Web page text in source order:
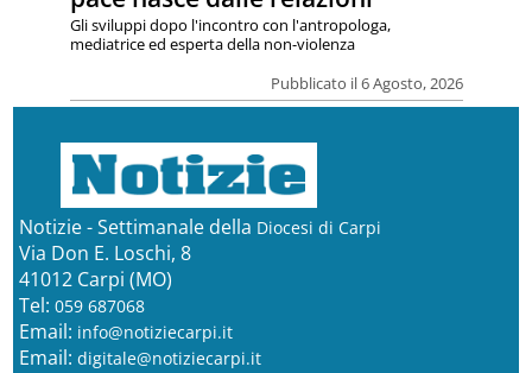
Pubblicato il 6 Agosto, 2026
Gli sviluppi dopo l'incontro con l'antropologa,
mediatrice ed esperta della non-violenza
Notizie - Settimanale della Diocesi di Carpi
Via Don E. Loschi, 8
41012 Carpi (MO)
Tel: 059 687068
Email: info@notiziecarpi.it
Email: digitale@notiziecarpi.it